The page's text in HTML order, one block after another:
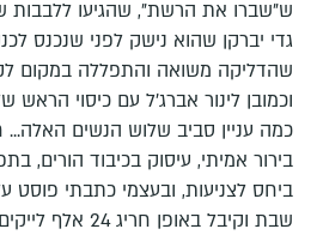
ש"שברו את הרשת", שהגיעו ללבבות
גדי יברקן שהוא נישק לפני שנכנס
שהדליקה משואה והתפללה במקום
וכמובן לינור אברג'ל עם כיסוי
כמה עניין סביב שלוש הנשים
בירור אמיתי, עיסוק בכיבוד הורים,
ביחס לצניעות, ובעצמי כתבתי פוסט
שבת וקיבל באופן